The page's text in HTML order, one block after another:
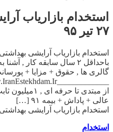
استخدام بازاریاب
۲۷ تیر ۹۵
استخدام بازاریاب آرایشی
باحداقل ۲ سال سابقه کار
از مبتدی تا
عالی + پاداش + بیمه ۹۱ […]
استخدام بازاریاب آرایشی بهداشتی |
استخدام